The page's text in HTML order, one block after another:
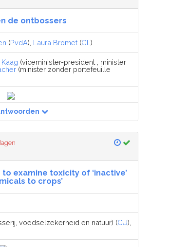
de ontbossers
(PvdA), Laura Bromet (GL )
(viceminister-president , minister
(minister zonder portefeuille
examine toxicity of ‘inactive’
to crops’
voedselzekerheid en natuur) (CU),